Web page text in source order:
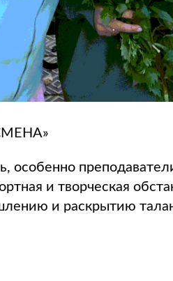
особенно
и творческая
и раскрытию